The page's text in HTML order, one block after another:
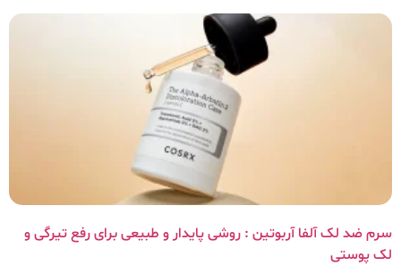
سرم ضد لک آلفا آربوتین : روشی پایدار و طبیعی برای رفع تیرگی و
لک پوستی